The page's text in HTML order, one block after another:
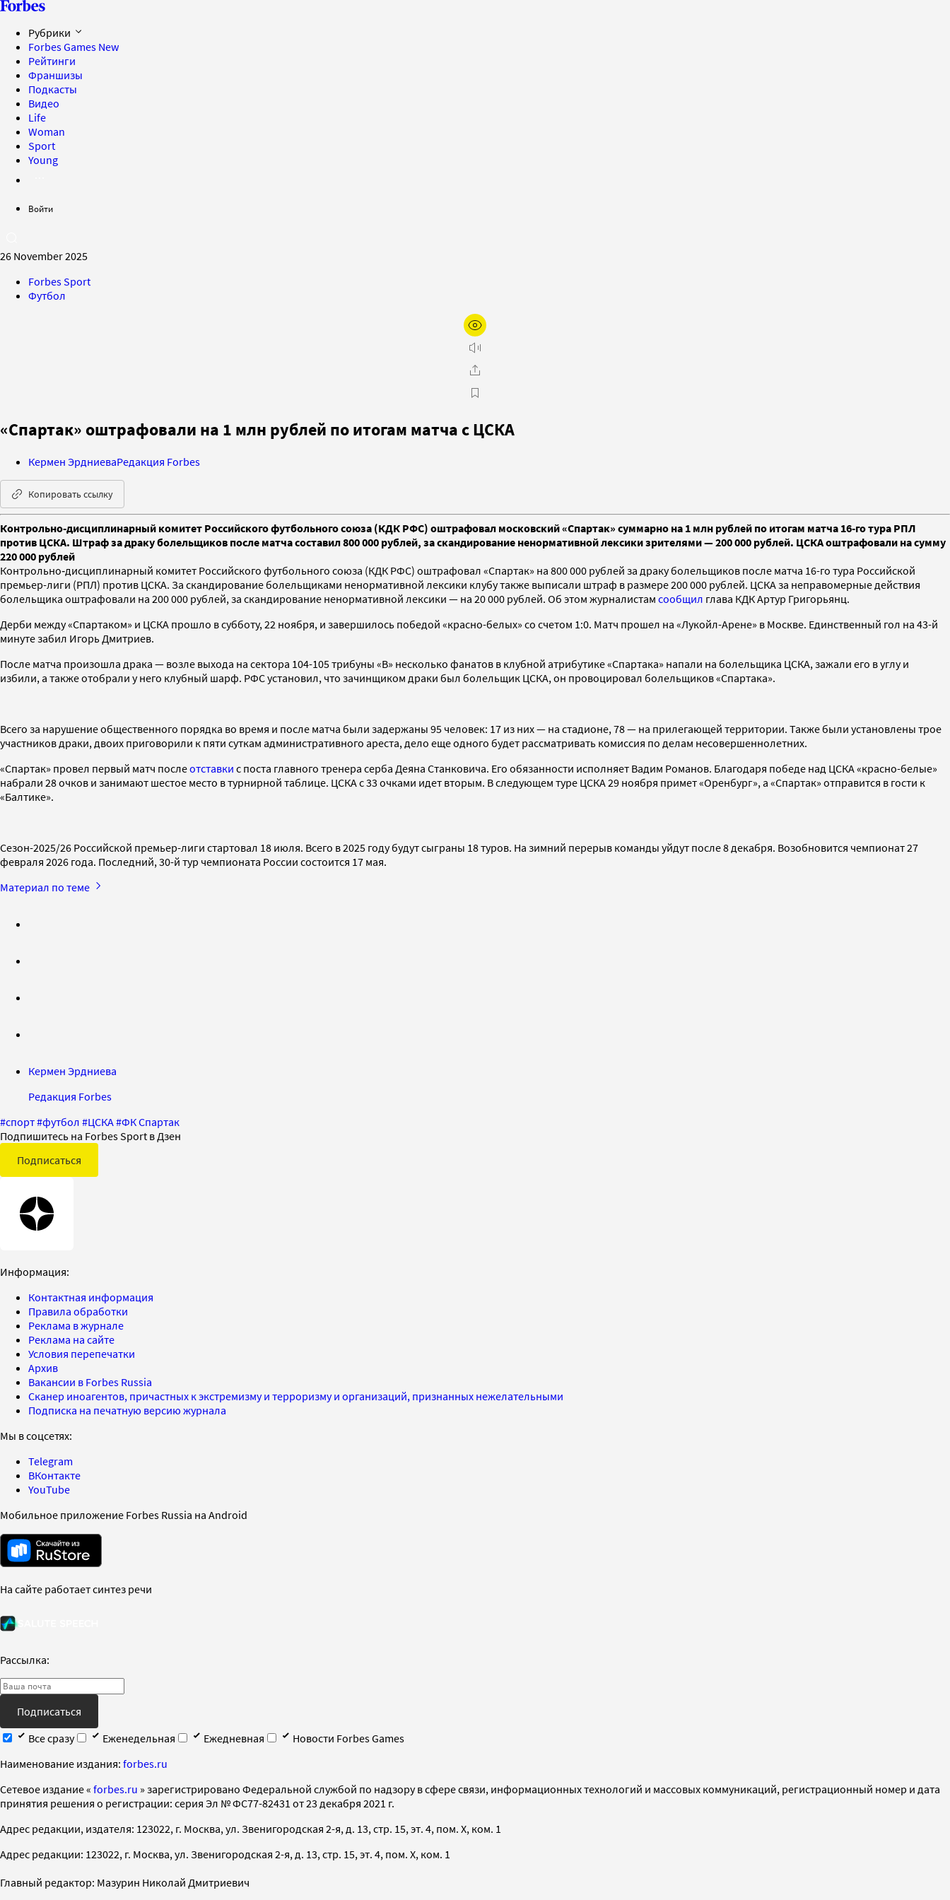
Рубрики
Forbes Games New
Рейтинги
Франшизы
Подкасты
Видео
Life
Woman
Sport
Young
Войти
26 November 2025
Forbes Sport
Футбол
«Спартак» оштрафовали на 1 млн рублей по итогам матча с ЦСКА
Кермен ЭрдниеваРедакция Forbes
Копировать ссылку
Контрольно-дисциплинарный комитет Российского футбольного союза (КДК РФС) оштрафовал московский «Спартак» суммарно на 1 млн рублей по итогам матча 16-го тура РПЛ
против ЦСКА. Штраф за драку болельщиков после матча составил 800 000 рублей, за скандирование ненормативной лексики зрителями — 200 000 рублей. ЦСКА оштрафовали на сумму
220 000 рублей
Контрольно‑дисциплинарный комитет Российского футбольного союза (КДК РФС) оштрафовал «Спартак» на 800 000 рублей за драку болельщиков после матча 16-го тура Российской
премьер-лиги (РПЛ) против ЦСКА. За скандирование болельщиками ненормативной лексики клубу также выписали штраф в размере 200 000 рублей. ЦСКА за неправомерные действия
болельщика оштрафовали на 200 000 рублей, за скандирование ненормативной лексики — на 20 000 рублей. Об этом журналистам сообщил глава КДК Артур Григорьянц.
Дерби между «Спартаком» и ЦСКА прошло в субботу, 22 ноября, и завершилось победой «красно-белых» со счетом 1:0. Матч прошел на «Лукойл-Арене» в Москве. Единственный гол на 43-й
минуте забил Игорь Дмитриев.
После матча произошла драка — возле выхода на сектора 104-105 трибуны «В» несколько фанатов в клубной атрибутике «Спартака» напали на болельщика ЦСКА, зажали его в углу и
избили, а также отобрали у него клубный шарф. РФС установил, что зачинщиком драки был болельщик ЦСКА, он провоцировал болельщиков «Спартака».
Всего за нарушение общественного порядка во время и после матча были задержаны 95 человек: 17 из них — на стадионе, 78 — на прилегающей территории. Также были установлены трое
участников драки, двоих приговорили к пяти суткам административного ареста, дело еще одного будет рассматривать комиссия по делам несовершеннолетних.
«Спартак» провел первый матч послеотставки с поста главного тренера серба Деяна Станковича. Его обязанности исполняет Вадим Романов. Благодаря победе над ЦСКА «красно-белые»
набрали 28 очков и занимают шестое место в турнирной таблице. ЦСКА с 33 очками идет вторым. В следующем туре ЦСКА 29 ноября примет «Оренбург», а «Спартак» отправится в гости к
«Балтике».
Сезон-2025/26 Российской премьер-лиги стартовал 18 июля. Всего в 2025 году будут сыграны 18 туров. На зимний перерыв команды уйдут после 8 декабря. Возобновится чемпионат 27
февраля 2026 года. Последний, 30-й тур чемпионата России состоится 17 мая.
Материал по теме
Кермен Эрдниева
Редакция Forbes
#спорт#футбол #ЦСКА#ФК Спартак
Подпишитесь на Forbes Sport в Дзен
Подписаться
Информация:
Контактная информация
Правила обработки
Реклама в журнале
Реклама на сайте
Условия перепечатки
Архив
Вакансии в Forbes Russia
Сканер иноагентов, причастных к экстремизму и терроризму и организаций, признанных нежелательными
Подписка на печатную версию журнала
Мы в соцсетях:
Telegram
ВКонтакте
YouTube
Мобильное приложение Forbes Russia на Android
На сайте работает синтез речи
Рассылка:
Подписаться
Все сразу
Еженедельная Ежедневная
Новости Forbes Games
Наименование издания: forbes.ru
Cетевое издание « forbes.ru » зарегистрировано Федеральной службой по надзору в сфере связи, информационных технологий и массовых коммуникаций, регистрационный номер и дата
принятия решения о регистрации: серия Эл № ФС77-82431 от 23 декабря 2021 г.
Адрес редакции, издателя: 123022, г. Москва, ул. Звенигородская 2-я, д. 13, стр. 15, эт. 4, пом. X, ком. 1
Адрес редакции: 123022, г. Москва, ул. Звенигородская 2-я, д. 13, стр. 15, эт. 4, пом. X, ком. 1
Главный редактор: Мазурин Николай Дмитриевич